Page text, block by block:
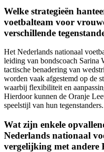
Welke strategieën
voetbalteam voor
verschillende
Het Nederlands nationaal
leiding van bondscoach Sarina
tactische benadering van
worden vaak afgestemd op de
waarbij flexibiliteit en
Hierdoor kunnen de Oranje
speelstijl van hun tegenstanders.
Wat zijn enkele
Nederlands nationaal
vergelijking met andere